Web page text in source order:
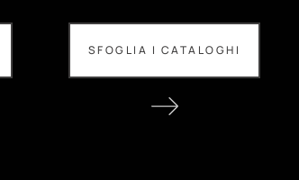
SFOGLIA I CATALOGHI